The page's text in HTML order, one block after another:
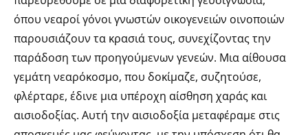
όπου νεαροί γόνοι γνωστών οικογενειών οινοποιών
παρουσιάζουν τα κρασιά τους, συνεχίζοντας την
παράδοση των προηγούμενων γενεών. Μια αίθουσα
γεμάτη νεαρόκοσμο, που δοκίμαζε, συζητούσε,
φλέρταρε, έδινε μια υπέροχη αίσθηση χαράς και
αισιοδοξίας. Αυτή την αισιοδοξία μεταφέραμε στις